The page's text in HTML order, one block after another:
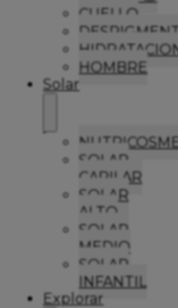
CUELLO
HOMBRE
Solar
SOLAR
CAPILAR
SOLAR
ALTO
SOLAR
MEDIO
SOLAR
INFANTIL
Explorar